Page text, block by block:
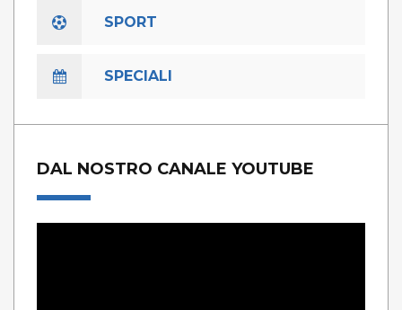
SPORT
SPECIALI
DAL NOSTRO CANALE YOUTUBE